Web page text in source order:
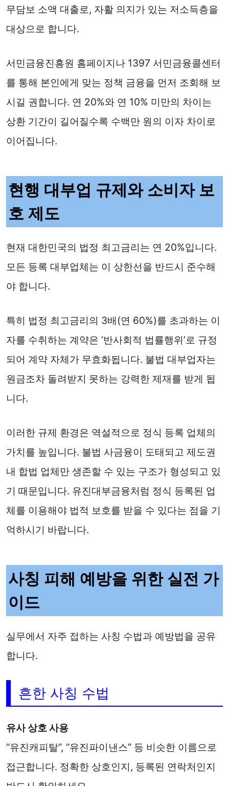
무담보 소액 대출로, 자활 의지가 있는 저소득층을
대상으로 합니다.
서민금융진흥원 홈페이지나 1397 서민금융콜센터
를 통해 본인에게 맞는 정책 금융을 먼저 조회해 보
시길 권합니다. 연 20%와 연 10% 미만의 차이는
상환 기간이 길어질수록 수백만 원의 이자 차이로
이어집니다.
현행 대부업 규제와 소비자 보
호 제도
현재 대한민국의 법정 최고금리는 연 20%입니다.
모든 등록 대부업체는 이 상한선을 반드시 준수해
야 합니다.
특히 법정 최고금리의 3배(연 60%)를 초과하는 이
자를 수취하는 계약은 ‘반사회적 법률행위’로 규정
되어 계약 자체가 무효화됩니다. 불법 대부업자는
원금조차 돌려받지 못하는 강력한 제재를 받게 됩
니다.
이러한 규제 환경은 역설적으로 정식 등록 업체의
가치를 높입니다. 불법 사금융이 도태되고 제도권
내 합법 업체만 생존할 수 있는 구조가 형성되고 있
기 때문입니다. 유진대부금융처럼 정식 등록된 업
체를 이용해야 법적 보호를 받을 수 있다는 점을 기
억하시기 바랍니다.
사칭 피해 예방을 위한 실전 가
이드
실무에서 자주 접하는 사칭 수법과 예방법을 공유
합니다.
흔한 사칭 수법
유사 상호 사용
“유진캐피탈”, “유진파이낸스” 등 비슷한 이름으로
접근합니다. 정확한 상호인지, 등록된 연락처인지